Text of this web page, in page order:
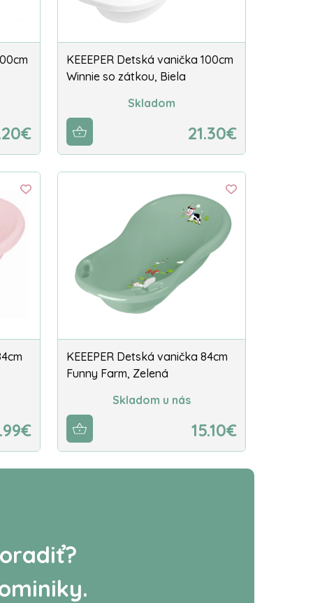
KEEEPER Detská vanička 100cm
Winnie so zátkou, Biela
Skladom
21.30€
KEEEPER Detská vanička 84cm
Funny Farm, Zelená
Skladom u nás
15.10€